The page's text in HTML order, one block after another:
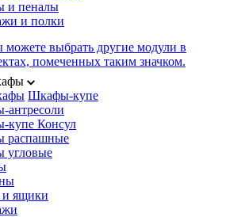
и пеналы
и полки
выбрать другие модули в
помеченных таким значком.
Шкафы-купе
Консул
распашные
ящики